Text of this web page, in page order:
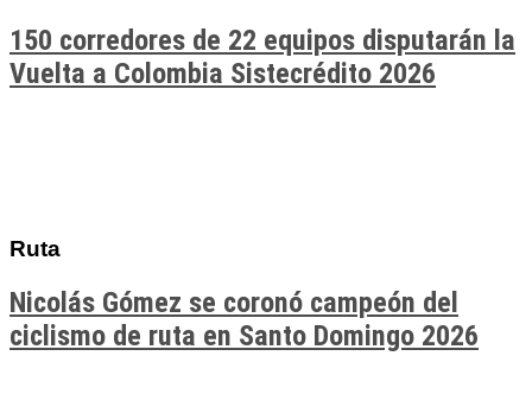
150 corredores de 22 equipos disputarán la
Vuelta a Colombia Sistecrédito 2026
Ruta
Nicolás Gómez se coronó campeón del
ciclismo de ruta en Santo Domingo 2026